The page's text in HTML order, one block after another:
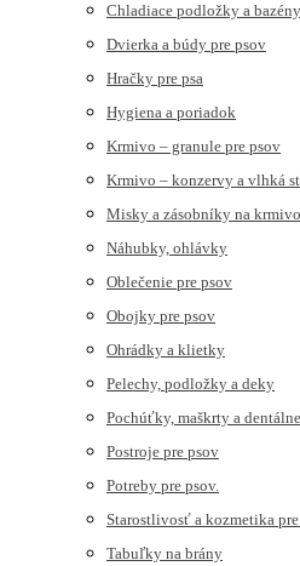
Chladiace podložky a
Dvierka a búdy pre psov
Hračky pre psa
Hygiena a poriadok
Krmivo – granule pre psov
Krmivo – konzervy a vlhká
Misky a zásobníky na
Náhubky, ohlávky
Oblečenie pre psov
Obojky pre psov
Ohrádky a klietky
Pelechy, podložky a deky
Pochúťky, maškrty a
Postroje pre psov
Potreby pre psov.
Starostlivosť a kozmetika
Tabuľky na brány